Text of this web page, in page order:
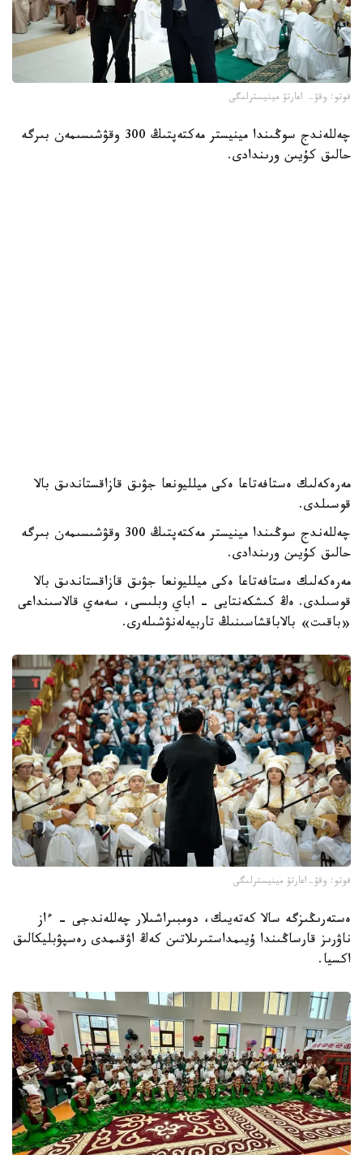
فوتو: وقۋ- اعارتۋ مينيسترلىگى
چەللەندج سوڭىندا مينيستر مەكتەپتىڭ 300 وقۋشىسىمەن بىرگە
حالىق كۇيىن ورىندادى.
مەرەكەلىك ەستافەتاعا ەكى ميلليونعا جۋىق قازاقستاندىق بالا
قوسىلدى.
چەللەندج سوڭىندا مينيستر مەكتەپتىڭ 300 وقۋشىسىمەن بىرگە
حالىق كۇيىن ورىندادى.
مەرەكەلىك ەستافەتاعا ەكى ميلليونعا جۋىق قازاقستاندىق بالا
قوسىلدى. ەڭ كىشكەنتايى - اباي وبلىسى، سەمەي قالاسىنداعى
«باقىت» بالاباقشاسىنىڭ تاربيەلەنۋشىلەرى.
فوتو: وقۋ-اعارتۋ مينيسترلىگى
ەستەرىڭىزگە سالا كەتەيىك، دومبىراشىلار چەللەندجى - ءاز
ناۋرىز قارساڭىندا ۇيىمداستىرىلاتىن كەڭ اۋقىمدى رەسپۋبليكالىق
اكسيا.